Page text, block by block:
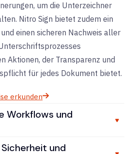
um die Unterzeichner
Nitro Sign bietet zudem ein
einen sicheren Nachweis aller
Aktionen, der Transparenz und
für jedes Dokument bietet.
erkunden
Workflows und
und